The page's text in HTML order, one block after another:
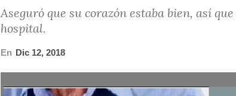
Aseguró que su corazón estaba bien, así
hospital.
En Dic 12, 2018